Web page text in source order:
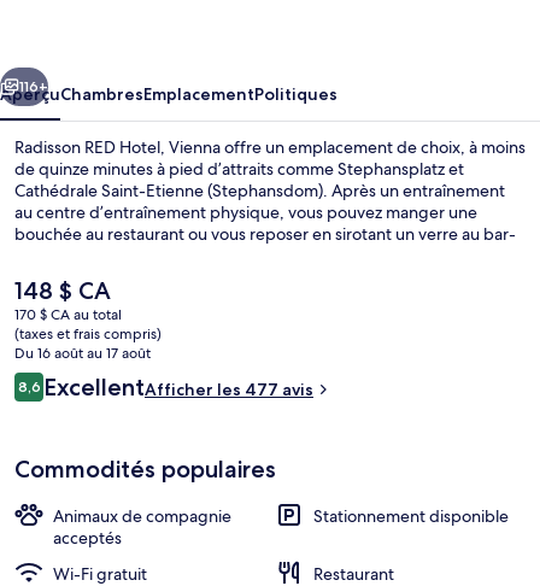
Vienna
Suivant
116+
AperçuChambresEmplacementPolitiques
Radisson RED Hotel, Vienna offre un emplacement de choix, à moins
de quinze minutes à pied d’attraits comme Stephansplatz et
Cathédrale Saint-Etienne (Stephansdom). Après un entraînement
au centre d’entraînement physique, vous pouvez manger une
bouchée au restaurant ou vous reposer en sirotant un verre au bar-
seulement 5 minutes en voiture. Les autres voyageurs adorent le
personnel serviable. Le transport en commun se trouve à quelques
minutes de marche : Station de métro Schottenring se trouve
à 6 minutes et Obere Donaustraße Tram Stop est à 6 minutes.
Le
prix
actuel
est
de 148 $ CA
148 $ CA
170 $ CA au total
(taxes et frais compris)
Du 16 août au 17 août
Avis
8,68,6 sur 10 –
ExcellentAfficher les 477 avis
Commodités populaires
Animaux de compagnie
acceptés
Stationnement disponible
Wi-Fi gratuit
Restaurant